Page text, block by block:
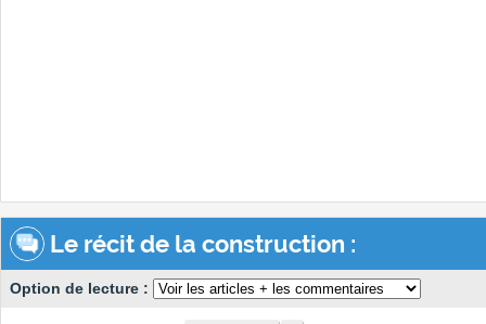
Le récit de la construction :
Option de lecture :